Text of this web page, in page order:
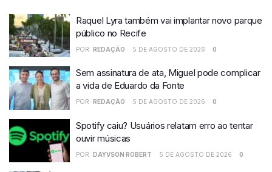
Raquel Lyra também vai implantar novo parque
público no Recife
POR: REDAÇÃO 5 DE AGOSTO DE 2026 0
Sem assinatura de ata, Miguel pode complicar
a vida de Eduardo da Fonte
POR: REDAÇÃO 5 DE AGOSTO DE 2026 0
Spotify caiu? Usuários relatam erro ao tentar
ouvir músicas
POR: DAYVSON ROBERT 5 DE AGOSTO DE 2026 0